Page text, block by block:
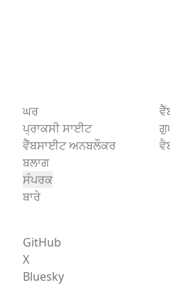
ਘਰ
ਪ੍ਰਾਕਸੀ ਸਾਈਟ
ਵੈੱਬਸਾਈਟ ਅਨਬਲੌਕਰ
ਬਲਾਗ
ਸੰਪਰਕ
ਬਾਰੇ
GitHub
X
Bluesky